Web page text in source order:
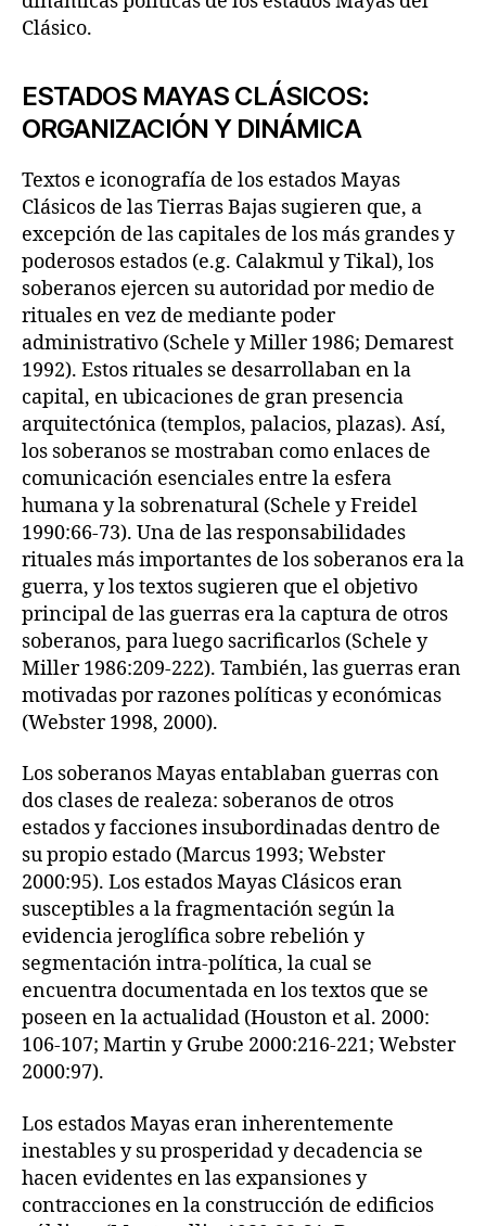
Clásico.
ESTADOS MAYAS CLÁSICOS:
ORGANIZACIÓN Y DINÁMICA
Textos e iconografía de los estados Mayas
Clásicos de las Tierras Bajas sugieren que, a
excepción de las capitales de los más grandes y
poderosos estados (e.g. Calakmul y Tikal), los
soberanos ejercen su autoridad por medio de
rituales en vez de mediante poder
administrativo (Schele y Miller 1986; Demarest
1992). Estos rituales se desarrollaban en la
capital, en ubicaciones de gran presencia
arquitectónica (templos, palacios, plazas). Así,
los soberanos se mostraban como enlaces de
comunicación esenciales entre la esfera
humana y la sobrenatural (Schele y Freidel
1990:66-73). Una de las responsabilidades
rituales más importantes de los soberanos era la
guerra, y los textos sugieren que el objetivo
principal de las guerras era la captura de otros
soberanos, para luego sacrificarlos (Schele y
Miller 1986:209-222). También, las guerras eran
motivadas por razones políticas y económicas
(Webster 1998, 2000).
Los soberanos Mayas entablaban guerras con
dos clases de realeza: soberanos de otros
estados y facciones insubordinadas dentro de
su propio estado (Marcus 1993; Webster
2000:95). Los estados Mayas Clásicos eran
susceptibles a la fragmentación según la
evidencia jeroglífica sobre rebelión y
segmentación intra-política, la cual se
encuentra documentada en los textos que se
poseen en la actualidad (Houston et al. 2000:
106-107; Martin y Grube 2000:216-221; Webster
2000:97).
Los estados Mayas eran inherentemente
inestables y su prosperidad y decadencia se
hacen evidentes en las expansiones y
contracciones en la construcción de edificios